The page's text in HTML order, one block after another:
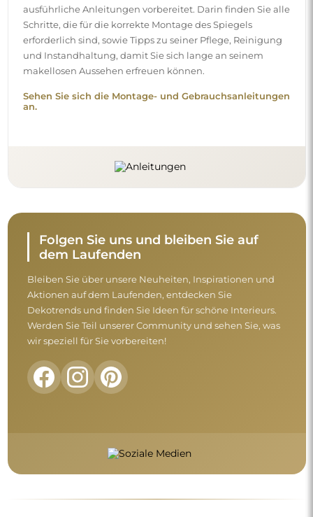
ausführliche Anleitungen vorbereitet. Darin finden Sie alle
Schritte, die für die korrekte Montage des Spiegels
erforderlich sind, sowie Tipps zu seiner Pflege, Reinigung
und Instandhaltung, damit Sie sich lange an seinem
makellosen Aussehen erfreuen können.
Sehen Sie sich die Montage- und Gebrauchsanleitungen
an.
Folgen Sie uns und bleiben Sie auf
dem Laufenden
Bleiben Sie über unsere Neuheiten, Inspirationen und
Aktionen auf dem Laufenden, entdecken Sie
Dekotrends und finden Sie Ideen für schöne Interieurs.
Werden Sie Teil unserer Community und sehen Sie, was
wir speziell für Sie vorbereiten!